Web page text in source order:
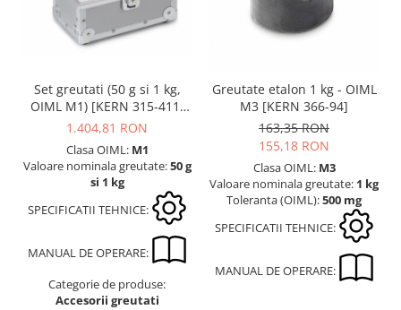
Platforme de cantarire
Rampe si Rame din otel
Tije pentru inaltime
Balustrade
Foot switches
Instrumente de masurare
Cabluri
Carlige
Set greutati (50 g si 1 kg,
OIML M1) [KERN 315-411-
406]
1.404,81 RON
Clasa OIML: M1
Valoare nominala greutate:50 g
si 1 kg
SPECIFICATII TEHNICE:
MANUAL DE OPERARE:
Categorie de produse:
Accesorii greutati
Greutate etalon 1 kg - OIML
M3 [KERN 366-94]
163,35 RON
155,18 RON
Clasa OIML: M3
Valoare nominala greutate: 1 kg
Toleranta (OIML):500 mg
SPECIFICATII TEHNICE:
MANUAL DE OPERARE: